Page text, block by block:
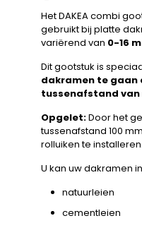
Het DAKEA combi
gebruikt bij platte
variërend van 0-16
Dit gootstuk is
dakramen te gaan
tussenafstand van
Opgelet:Door het
tussenafstand 100
rolluiken te installeren.
U kan uw dakramen
natuurleien
cementleien